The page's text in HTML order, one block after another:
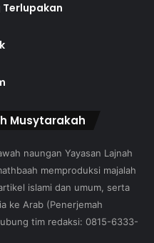
Terlupakan
Musytarakah
naungan Yayasan Lajnah
memproduksi majalah
islami dan umum, serta
ke Arab (Penerjemah
tim redaksi: 0815-6333-